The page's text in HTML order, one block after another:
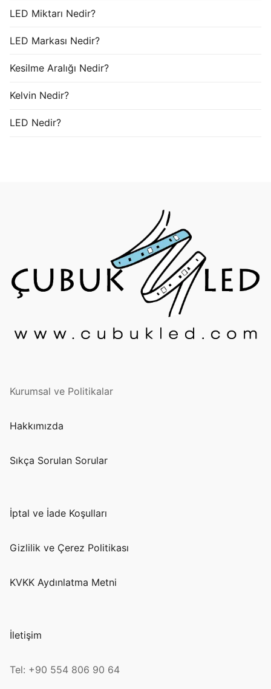
LED Miktarı Nedir?
LED Markası Nedir?
Kesilme Aralığı Nedir?
Kelvin Nedir?
LED Nedir?
Kurumsal ve Politikalar
Hakkımızda
Sıkça Sorulan Sorular
İptal ve İade Koşulları
Gizlilik ve Çerez Politikası
KVKK Aydınlatma Metni
İletişim
Tel: +90 554 806 90 64